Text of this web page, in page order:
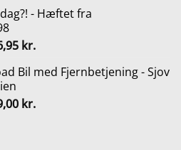
kr..
pris
258,75 kr..
- Hæftet fra
kr..
kr.Den
pris
116,95 kr..
Bil med Fjernbetjening - Sjov
kr.Den